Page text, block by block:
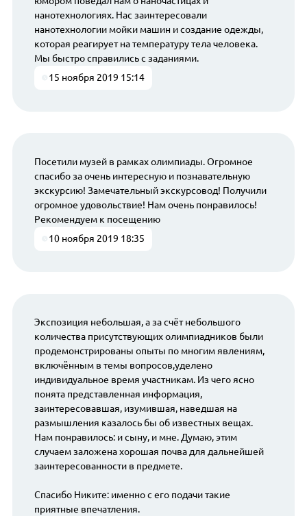
нанотехнологиях. Нас заинтересовали
нанотехнологии мойки машин и создание одежды,
которая реагирует на температуру тела человека.
Мы быстро справились с заданиями.
15 ноября 2019 15:14
Посетили музей в рамках олимпиады. Огромное
спасибо за очень интересную и познавательную
экскурсию! Замечательный экскурсовод! Получили
огромное удовольствие! Нам очень понравилось!
Рекомендуем к посещению
10 ноября 2019 18:35
Экспозиция небольшая, а за счёт небольшого
количества присутствующих олимпиадников были
продемонстрированы опыты по многим явлениям,
включённым в темы вопросов,уделено
индивидуальное время участникам. Из чего ясно
понята представленная информация,
заинтересовавшая, изумившая, наведшая на
размышления казалось бы об известных вещах.
Нам понравилось: и сыну, и мне. Думаю, этим
случаем заложена хорошая почва для дальнейшей
заинтересованности в предмете.
Спасибо Никите: именно с его подачи такие
приятные впечатления.